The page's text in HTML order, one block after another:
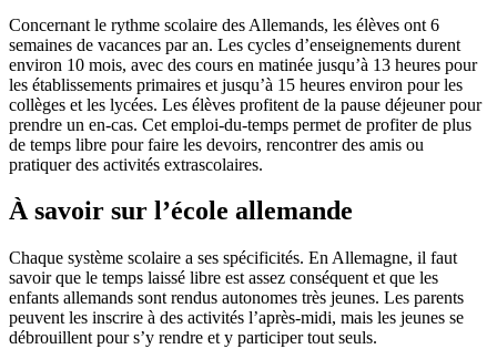
Concernant le rythme scolaire des Allemands, les élèves ont 6
semaines de vacances par an. Les cycles d’enseignements durent
environ 10 mois, avec des cours en matinée jusqu’à 13 heures pour
les établissements primaires et jusqu’à 15 heures environ pour les
collèges et les lycées. Les élèves profitent de la pause déjeuner pour
prendre un en-cas. Cet emploi-du-temps permet de profiter de plus
de temps libre pour faire les devoirs, rencontrer des amis ou
pratiquer des activités extrascolaires.
À savoir sur l’école allemande
Chaque système scolaire a ses spécificités. En Allemagne, il faut
savoir que le temps laissé libre est assez conséquent et que les
enfants allemands sont rendus autonomes très jeunes. Les parents
peuvent les inscrire à des activités l’après-midi, mais les jeunes se
débrouillent pour s’y rendre et y participer tout seuls.